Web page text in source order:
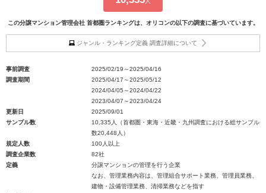
この分譲マンション管理会社 首都圏ランキングは、オリコンの以下の調査に基づいています。
ジャンル・ランキング定義 調査詳細について
事前調査
2025/02/19～2025/04/16
調査期間
2025/04/17～2025/05/12
2024/04/05～2024/04/22
2023/04/07～2023/04/24
更新日
2025/09/01
サンプル数
10,335人（首都圏・東海・近畿・九州調査における総サンプル
数20,448人）
規定人数
100人以上
調査企業数
82社
定義
分譲マンションの管理を行う企業
なお、管理業務内容は、管理組合サポート業務、管理員業務、
建物・設備管理業務、清掃業務などを指す